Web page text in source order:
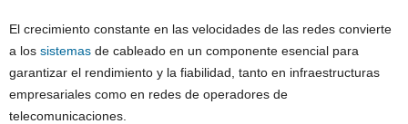
El crecimiento constante en las velocidades de las redes convierte
a los sistemas de cableado en un componente esencial para
garantizar el rendimiento y la fiabilidad, tanto en infraestructuras
empresariales como en redes de operadores de
telecomunicaciones.